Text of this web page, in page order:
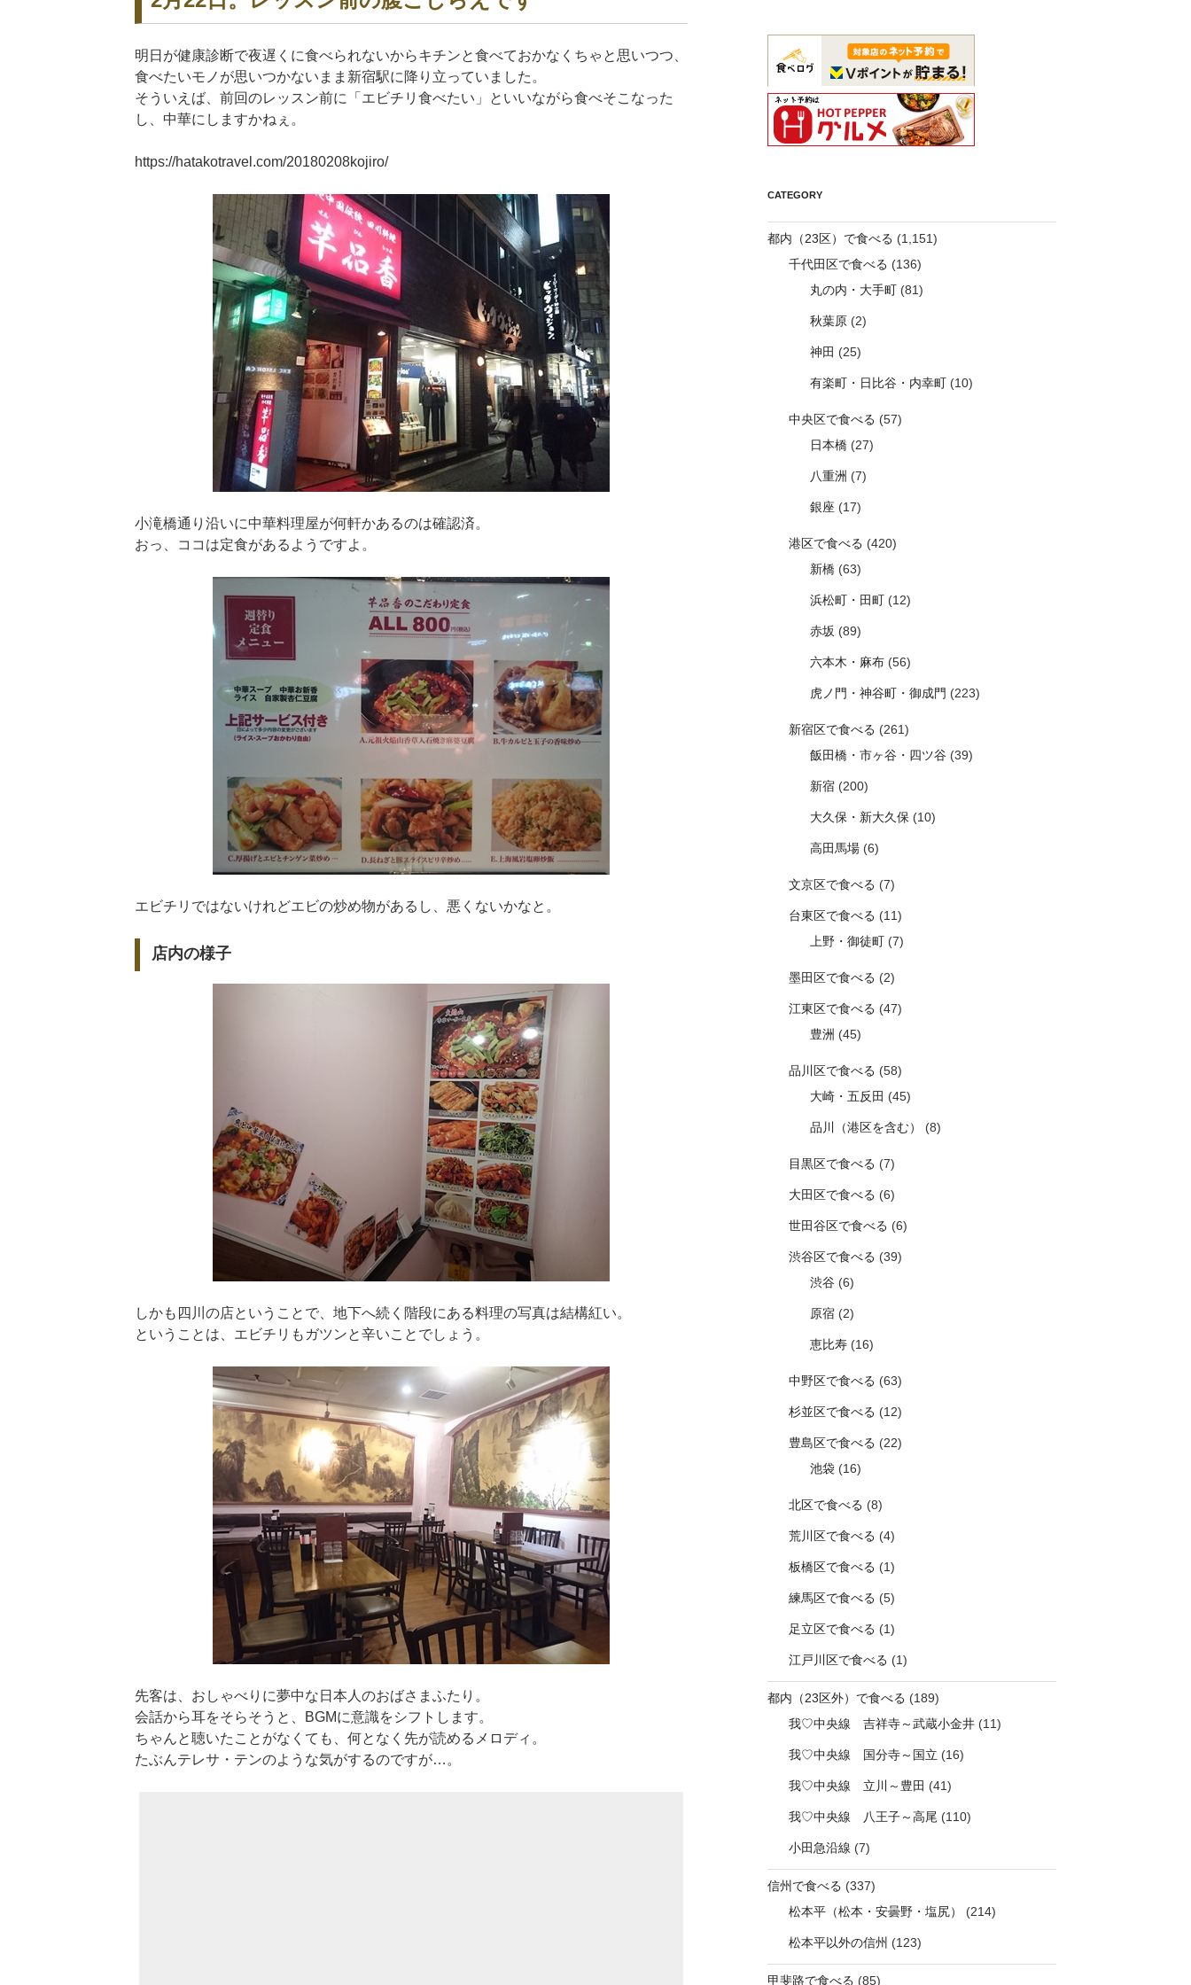
明日が健康診断で夜遅くに食べられないからキチンと食べておかなくちゃと思いつつ、
食べたいモノが思いつかないまま新宿駅に降り立っていました。
そういえば、前回のレッスン前に「エビチリ食べたい」といいながら食べそこなった
し、中華にしますかねぇ。
https://hatakotravel.com/20180208kojiro/
小滝橋通り沿いに中華料理屋が何軒かあるのは確認済。
おっ、ココは定食があるようですよ。
エビチリではないけれどエビの炒め物があるし、悪くないかなと。
店内の様子
しかも四川の店ということで、地下へ続く階段にある料理の写真は結構紅い。
ということは、エビチリもガツンと辛いことでしょう。
先客は、おしゃべりに夢中な日本人のおばさまふたり。
会話から耳をそらそうと、BGMに意識をシフトします。
ちゃんと聴いたことがなくても、何となく先が読めるメロディ。
たぶんテレサ・テンのような気がするのですが…。
CATEGORY
都内（23区）で食べる (1,151)
千代田区で食べる (136)
丸の内・大手町 (81)
秋葉原 (2)
神田 (25)
有楽町・日比谷・内幸町 (10)
中央区で食べる (57)
日本橋 (27)
八重洲 (7)
銀座 (17)
港区で食べる (420)
新橋 (63)
浜松町・田町 (12)
赤坂 (89)
六本木・麻布 (56)
虎ノ門・神谷町・御成門 (223)
新宿区で食べる (261)
飯田橋・市ヶ谷・四ツ谷 (39)
新宿 (200)
大久保・新大久保 (10)
高田馬場 (6)
文京区で食べる (7)
台東区で食べる (11)
上野・御徒町 (7)
墨田区で食べる (2)
江東区で食べる (47)
豊洲 (45)
品川区で食べる (58)
大崎・五反田 (45)
品川（港区を含む） (8)
目黒区で食べる (7)
大田区で食べる (6)
世田谷区で食べる (6)
渋谷区で食べる (39)
渋谷 (6)
原宿 (2)
恵比寿 (16)
中野区で食べる (63)
杉並区で食べる (12)
豊島区で食べる (22)
池袋 (16)
北区で食べる (8)
荒川区で食べる (4)
板橋区で食べる (1)
練馬区で食べる (5)
足立区で食べる (1)
江戸川区で食べる (1)
都内（23区外）で食べる (189)
我♡中央線 吉祥寺～武蔵小金井 (11)
我♡中央線 国分寺～国立 (16)
我♡中央線 立川～豊田 (41)
我♡中央線 八王子～高尾 (110)
小田急沿線 (7)
信州で食べる (337)
松本平（松本・安曇野・塩尻）
(214)
松本平以外の信州 (123)
甲斐路で食べる (85)